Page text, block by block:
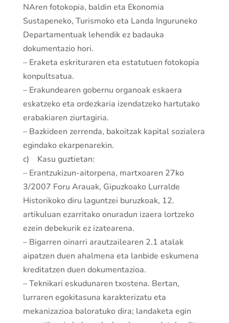
NAren fotokopia, baldin eta Ekonomia
Sustapeneko, Turismoko eta Landa Inguruneko
Departamentuak lehendik ez badauka
dokumentazio hori.
– Eraketa eskrituraren eta estatutuen fotokopia
konpultsatua.
– Erakundearen gobernu organoak eskaera
eskatzeko eta ordezkaria izendatzeko hartutako
erabakiaren ziurtagiria.
– Bazkideen zerrenda, bakoitzak kapital sozialera
egindako ekarpenarekin.
c) Kasu guztietan:
– Erantzukizun-aitorpena, martxoaren 27ko
3/2007 Foru Arauak, Gipuzkoako Lurralde
Historikoko diru laguntzei buruzkoak, 12.
artikuluan ezarritako onuradun izaera lortzeko
ezein debekurik ez izatearena.
– Bigarren oinarri arautzailearen 2.1 atalak
aipatzen duen ahalmena eta lanbide eskumena
kreditatzen duen dokumentazioa.
– Teknikari eskudunaren txostena. Bertan,
lurraren egokitasuna karakterizatu eta
mekanizazioa baloratuko dira; landaketa egin